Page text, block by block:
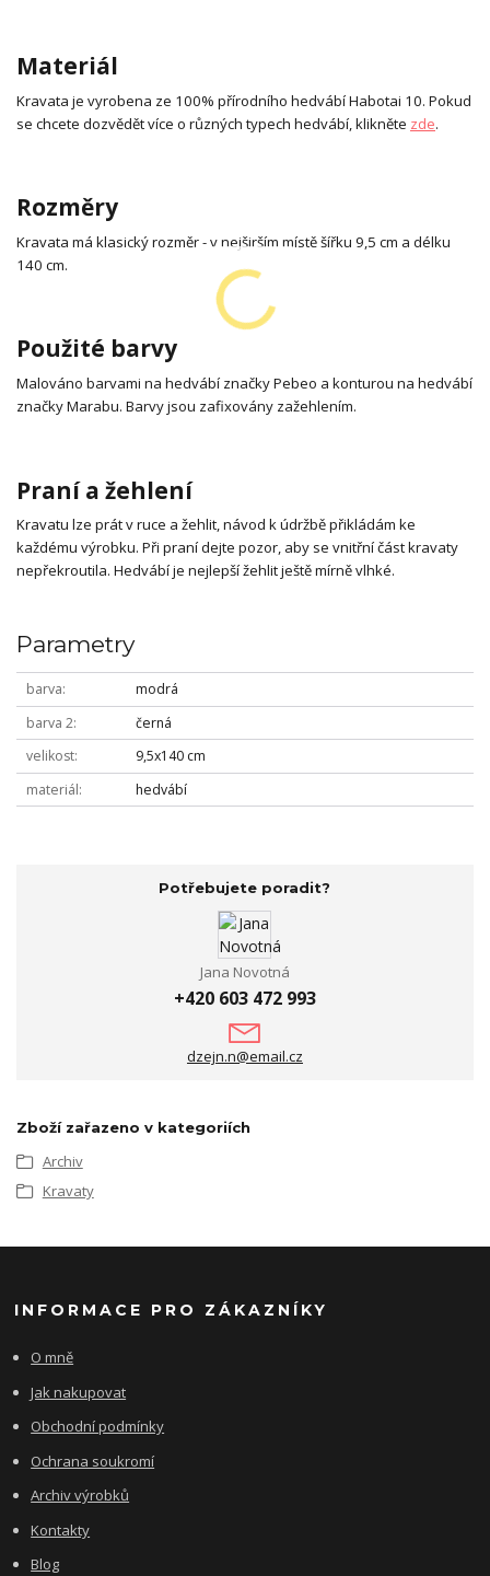
Materiál
Kravata je vyrobena ze 100% přírodního hedvábí Habotai 10. Pokud
se chcete dozvědět více o různých typech hedvábí, klikněte zde.
Rozměry
Kravata má klasický rozměr - v nejširším místě šířku 9,5 cm a délku
140 cm.
Použité barvy
Malováno barvami na hedvábí značky Pebeo a konturou na hedvábí
značky Marabu. Barvy jsou zafixovány zažehlením.
Praní a žehlení
Kravatu lze prát v ruce a žehlit, návod k údržbě přikládám ke
každému výrobku. Při praní dejte pozor, aby se vnitřní část kravaty
nepřekroutila. Hedvábí je nejlepší žehlit ještě mírně vlhké.
Parametry
barva
modrá
barva 2
černá
velikost
9,5x140 cm
materiál
hedvábí
Potřebujete poradit?
Jana Novotná
+420 603 472 993
dzejn.n@email.cz
Zboží zařazeno v kategoriích
Archiv
Kravaty
INFORMACE PRO ZÁKAZNÍKY
O mně
Jak nakupovat
Obchodní podmínky
Ochrana soukromí
Archiv výrobků
Kontakty
Blog